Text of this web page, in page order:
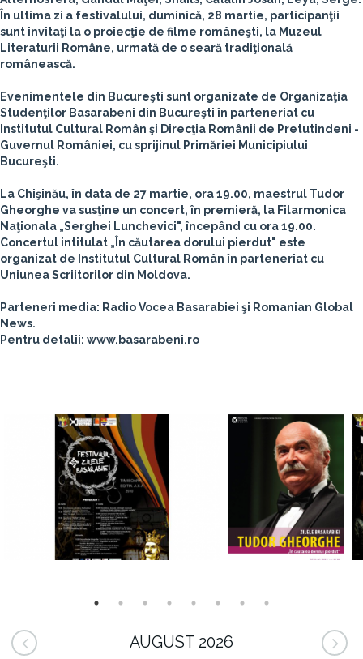
În ultima zi a festivalului, duminică, 28 martie, participanţii
sunt invitaţi la o proiecţie de filme româneşti, la Muzeul
Literaturii Române, urmată de o seară tradiţională
românească.
Evenimentele din Bucureşti sunt organizate de Organizaţia
Studenţilor Basarabeni din Bucureşti în parteneriat cu
Institutul Cultural Român şi Direcţia Românii de Pretutindeni -
Guvernul României, cu sprijinul Primăriei Municipiului
Bucureşti.
La Chişinău, în data de 27 martie, ora 19.00, maestrul Tudor
Gheorghe va susţine un concert, în premieră, la Filarmonica
Naţionala „Serghei Lunchevici", începând cu ora 19.00.
Concertul intitulat „În căutarea dorului pierdut" este
organizat de Institutul Cultural Român în parteneriat cu
Uniunea Scriitorilor din Moldova.
Parteneri media: Radio Vocea Basarabiei şi Romanian Global
News.
Pentru detalii: www.basarabeni.ro
AUGUST 2026